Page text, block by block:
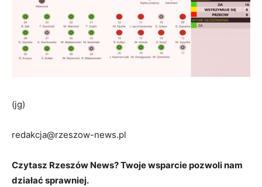
(jg)
redakcja@rzeszow-news.pl
Czytasz Rzeszów News? Twoje wsparcie pozwoli nam
działać sprawniej.